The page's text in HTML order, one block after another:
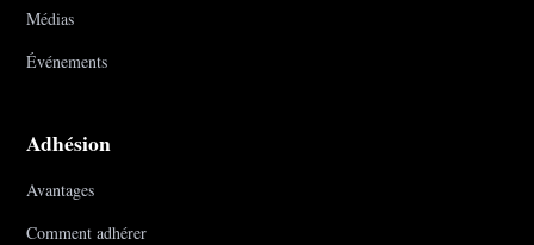
Médias
Événements
Adhésion
Avantages
Comment adhérer